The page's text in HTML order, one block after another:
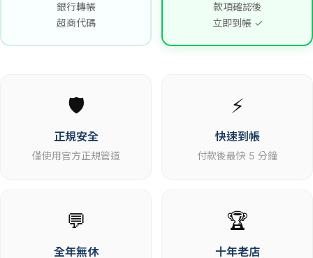
銀行轉帳
超商代碼
款項確認後
立即到帳 ✓
🛡️
正規安全
僅使用官方正規管道
⚡
快速到帳
付款後最快 5 分鐘
💬
全年無休
🏆
十年老店